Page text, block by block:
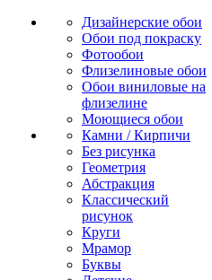
Дизайнерские обои
Обои под покраску
Фотообои
Флизелиновые обои
Обои виниловые на
флизелине
Моющиеся обои
Камни / Кирпичи
Без рисунка
Геометрия
Абстракция
Классический
рисунок
Круги
Мрамор
Буквы